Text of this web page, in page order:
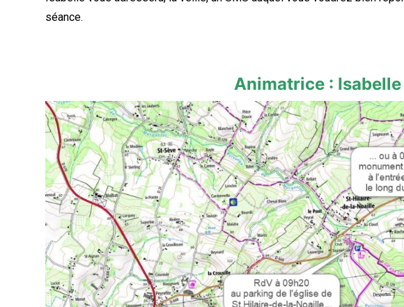
séance.
Animatrice : Isabelle